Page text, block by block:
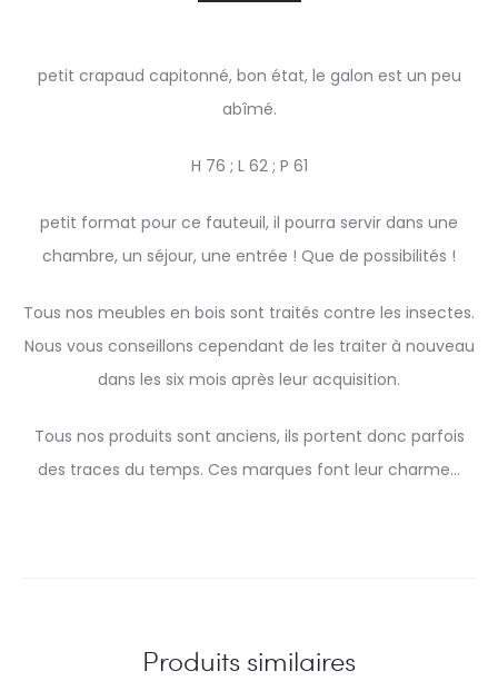
petit crapaud capitonné, bon état, le galon est un peu
abîmé.
H 76 ; L 62 ; P 61
petit format pour ce fauteuil, il pourra servir dans une
chambre, un séjour, une entrée ! Que de possibilités !
Tous nos meubles en bois sont traités contre les insectes.
Nous vous conseillons cependant de les traiter à nouveau
dans les six mois après leur acquisition.
Tous nos produits sont anciens, ils portent donc parfois
des traces du temps. Ces marques font leur charme…
Produits similaires